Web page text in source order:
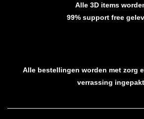
Alle 3D items
99% support free
Alle bestellingen worden met zorg
verrassing ingepakt